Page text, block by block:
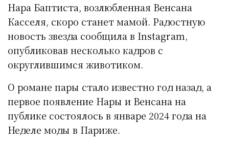
Нара Баптиста, возлюбленная Венсана
Касселя, скоро станет мамой. Радостную
новость звезда сообщила в Instagram,
опубликовав несколько кадров с
округлившимся животиком.
О романе пары стало известно год назад, а
первое появление Нары и Венсана на
публике состоялось в январе 2024 года на
Неделе моды в Париже.